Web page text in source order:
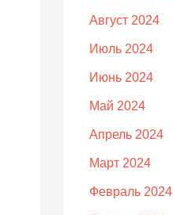
Август 2024
Июль 2024
Июнь 2024
Май 2024
Апрель 2024
Март 2024
Февраль 2024